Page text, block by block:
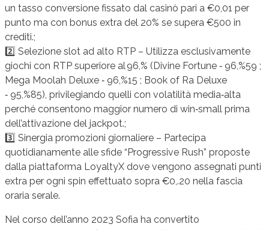
un tasso conversione fissato dal casinò pari a €0,01 per
punto ma con bonus extra del 20% se supera €500 in
crediti.;
2️⃣ Selezione slot ad alto RTP – Utilizza esclusivamente
giochi con RTP superiore al 96,% (Divine Fortune ‑ 96,%59 ;
Mega Moolah Deluxe ‑ 96,%15 ; Book of Ra Deluxe
‑ 95,%85), privilegiando quelli con volatilità media‑alta
perché consentono maggior numero di win‑small prima
dell’attivazione del jackpot.;
3️⃣ Sinergia promozioni giornaliere – Partecipa
quotidianamente alle sfide “Progressive Rush” proposte
dalla piattaforma LoyaltyX dove vengono assegnati punti
extra per ogni spin effettuato sopra €0,.20 nella fascia
oraria serale.
Nel corso dell’anno 2023 Sofia ha convertito